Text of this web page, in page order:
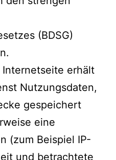
(BDSG)
erhält
Nutzungsdaten,
gespeichert
eine
(zum Beispiel IP-
und betrachtete